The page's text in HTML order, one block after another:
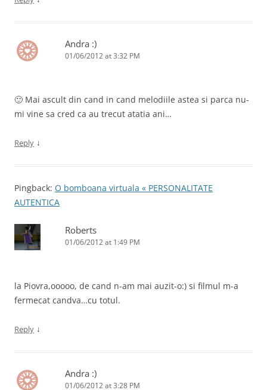
Andra :)
01/06/2012 at 3:32 PM
🙂 Mai ascult din cand in cand melodiile astea si parca nu-
mi vine sa cred ca au trecut atatia ani…
Reply ↓
Pingback: O bomboana virtuala « PERSONALITATE
AUTENTICA
Roberts
01/06/2012 at 1:49 PM
la Piovra,ooooo, de cand n-am mai auzit-o:) si filmul m-a
fermecat candva…cu totul.
Reply ↓
Andra :)
01/06/2012 at 3:28 PM